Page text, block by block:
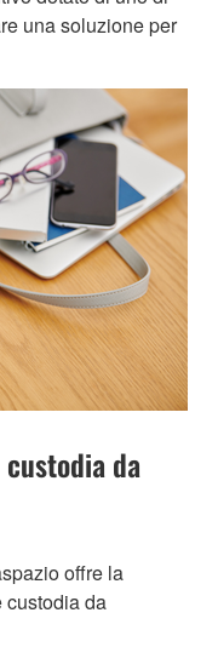
una soluzione per
da
offre la
custodia da